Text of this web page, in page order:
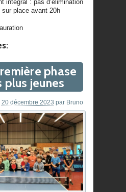
intégral : pas d’élimination
place avant 20h
phase
plus jeunes
20 décembre 2023 par Bruno